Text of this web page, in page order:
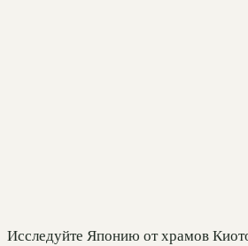
Исследуйте Японию от храмов